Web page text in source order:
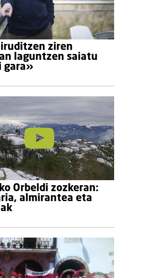
ziren
laguntzen saiatu
gara»
Orbeldi zozkeran:
almirantea eta